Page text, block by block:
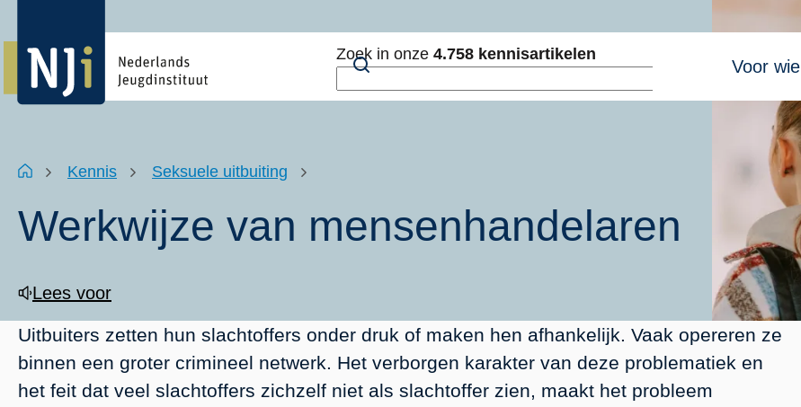
inhoud
Voor wie
Zoek in onze 4.758 kennisartikelen
Kruimelpad
HomeKennis Seksuele uitbuiting
Werkwijze van mensenhandelaren
Lees voor
Uitbuiters zetten hun slachtoffers onder druk of maken hen afhankelijk. Vaak opereren ze
binnen een groter crimineel netwerk. Het verborgen karakter van deze problematiek en
het feit dat veel slachtoffers zichzelf niet als slachtoffer zien, maakt het probleem